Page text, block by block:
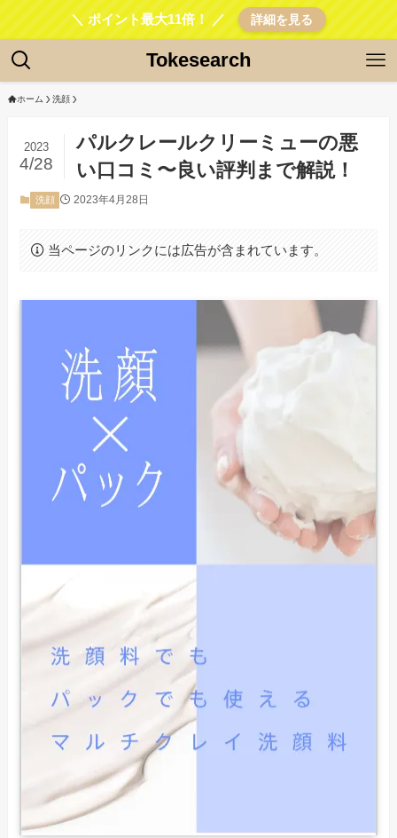
＼ ポイント最大11倍！ ／ 詳細を見る
Tokesearch
ホーム 洗顔
パルクレールクリーミューの悪
い口コミ〜良い評判まで解説！
2023
4/28
洗顔 2023年4月28日
当ページのリンクには広告が含まれています。